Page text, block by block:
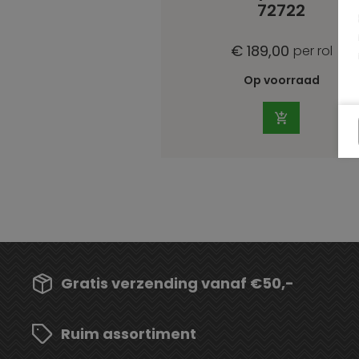
72722
€ 189,00 per rol
Op voorraad
Gratis verzending vanaf €50,-
Ruim assortiment